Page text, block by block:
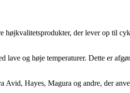
højkvalitetsprodukter, der lever op til
og høje temperaturer. Dette er
Hayes, Magura og andre, der